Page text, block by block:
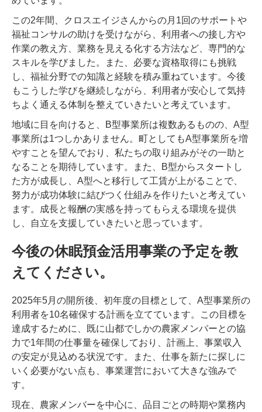
この2年間、クロスエイジさんからの月1回のサポートや
福祉コンサルの助けを受けながら、利用者への接し方や
作業の教え方、業務を見える化する方法など、専門的な
スキルを学びました。また、必要な資格取得にも挑戦
し、福祉分野での知識と経験を積み重ねています。今後
もこうした学びを継続しながら、利用者が安心して気持
ちよく通える体制を整えていきたいと考えています。
地域に目を向けると、B型事業所は複数あるものの、A型
事業所は1つしかありません。町としてもA型事業所を増
やすことを望んでおり、私たちの取り組みがその一助と
なることを期待しています。また、B型からスタートし
た方が成長し、A型へと移行して工賃が上がることで、
努力が成功体験に結びつく仕組みを作りたいと考えてい
ます。成長と報酬の実感を持ってもらえる環境を提供
し、自立を支援していきたいと思っています。
今後の休眠預金活用事業の予定を教
えてください。
2025年5月の開所後、初年度の目標として、A型事業所の
利用者を10名確保する計画を立てています。この目標を
達成するために、既に山都でしかの農家メンバーとの協
力で1年間の仕事量を確保しており、計画上、事業収入
の安定が見込める状況です。また、仕事を新たに探しに
いく必要がない点も、事業運営において大きな強みで
す。
現在、農家メンバーを中心に、品目ごとの時期や業務内